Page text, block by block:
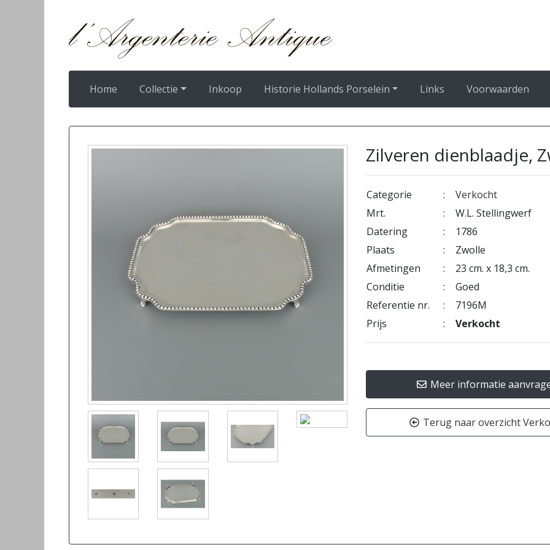
Home Collectie Inkoop Historie Hollands Porselein Links Voorwaarden
Zilveren dienblaadje,
Categorie :
Verkocht
Mrt.
:
W.L. Stellingwerf
Datering
:
1786
Plaats
:
Zwolle
Afmetingen
:
23 cm. x 18,3 cm.
Conditie
:
Goed
Referentie nr.
:
7196M
Prijs
: Verkocht
Meer informatie
Terug naar overzicht